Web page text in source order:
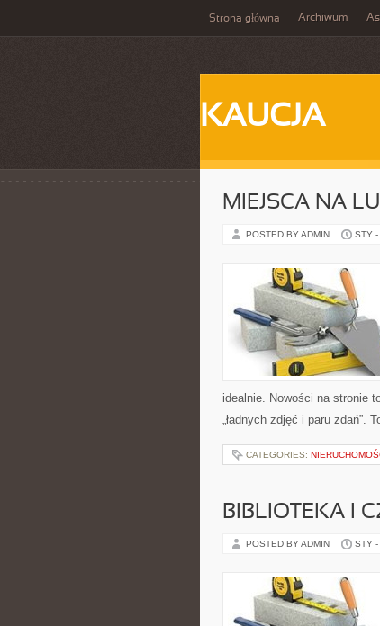
Strona główna Archiwum
KAUCJA
MIEJSCA NA
POSTED BY ADMIN STY -
idealnie. Nowości na stronie
„ładnych zdjęć i paru zdań”.
CATEGORIES:
BIBLIOTEKA I
POSTED BY ADMIN STY -